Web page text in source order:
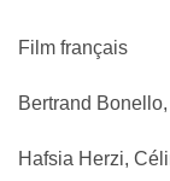
Film français
Bertrand
Hafsia Herzi,